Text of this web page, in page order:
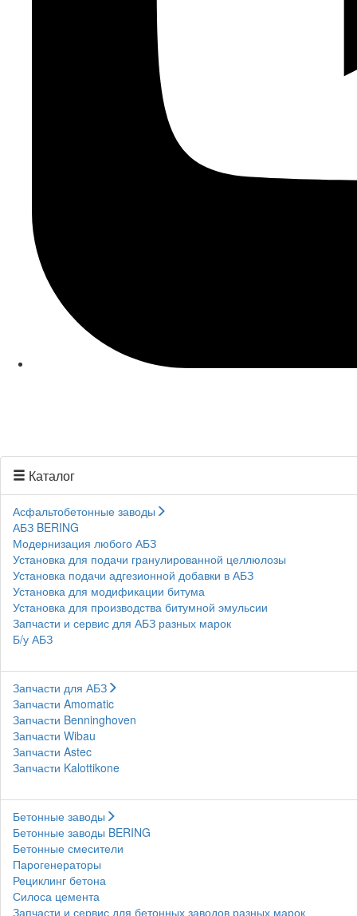
Каталог
Асфальтобетонные заводы
АБЗ BERING
Модернизация любого АБЗ
Установка для подачи гранулированной целлюлозы
Установка подачи адгезионной добавки в АБЗ
Установка для модификации битума
Установка для производства битумной эмульсии
Запчасти и сервис для АБЗ разных марок
Б/у АБЗ
Запчасти для АБЗ
Запчасти Amomatic
Запчасти Benninghoven
Запчасти Wibau
Запчасти Astec
Запчасти Kalottikone
Бетонные заводы
Бетонные заводы BERING
Бетонные смесители
Парогенераторы
Рециклинг бетона
Силоса цемента
Запчасти и сервис для бетонных заводов разных марок